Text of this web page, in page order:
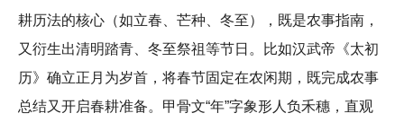
耕历法的核心（如立春、芒种、冬至），既是农事指南，
又衍生出清明踏青、冬至祭祖等节日。比如汉武帝《太初
历》确立正月为岁首，将春节固定在农闲期，既完成农事
总结又开启春耕准备。甲骨文“年”字象形人负禾穗，直观